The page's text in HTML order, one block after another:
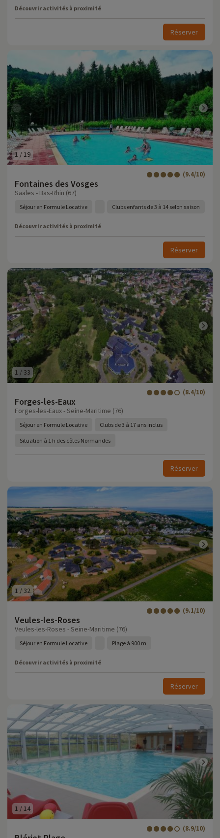
Découvrir activités à proximité
Réserver
1 / 19
Fontaines des Vosges
(9.4/10)
Saales - Bas-Rhin (67)
Séjour en Formule Locative Clubs enfants de 3 à 14 selon saison
Découvrir activités à proximité
Réserver
1 / 33
Forges-les-Eaux
(8.4/10)
Forges-les-Eaux - Seine-Maritime (76)
Séjour en Formule Locative Clubs de 3 à 17 ans inclus
Situation à 1 h des côtes Normandes
Réserver
1 /32
Veules-les-Roses
(9.1/10)
Veules-les-Roses - Seine-Maritime (76)
Séjour en Formule Locative Plage à 900 m
Découvrir activités à proximité
Réserver
1 /14
(8.9/10)